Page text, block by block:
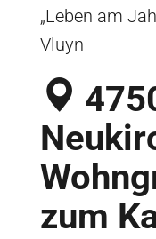
„Leben am
Vluyn
zum